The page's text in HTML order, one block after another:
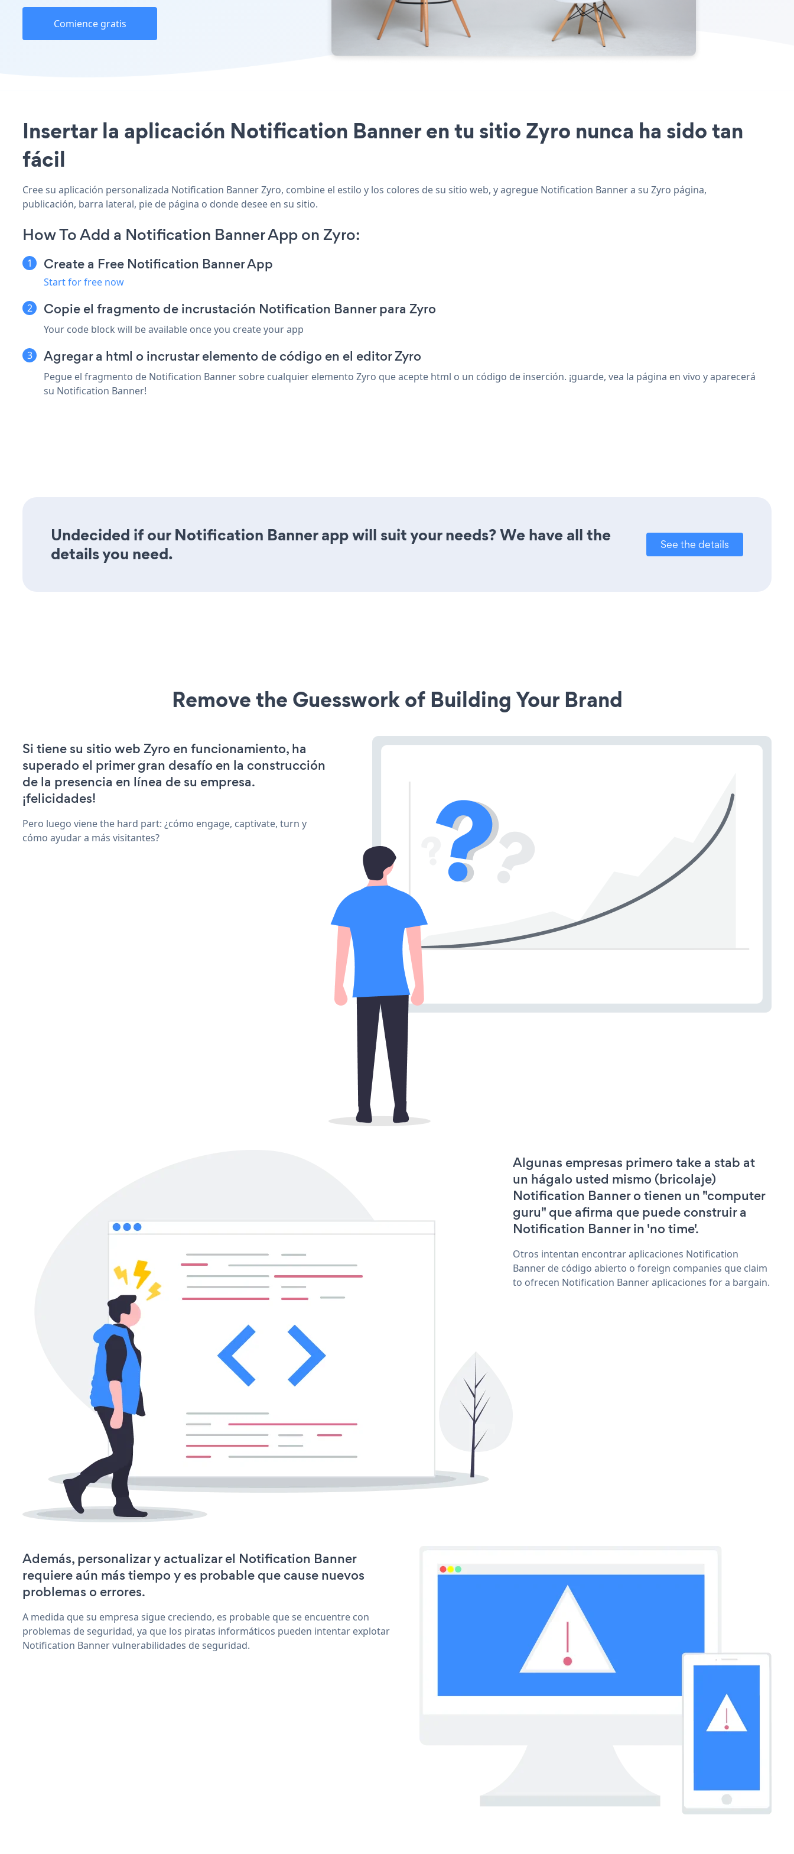
Comience gratis
Insertar la aplicación Notification Banner en tu sitio Zyro nunca ha sido tan
fácil
Cree su aplicación personalizada Notification Banner Zyro, combine el estilo y los colores de su sitio web, y agregue Notification Banner a su Zyro página,
publicación, barra lateral, pie de página o donde desee en su sitio.
How To Add a Notification Banner App on Zyro:
Create a Free Notification Banner App
Start for free now
Copie el fragmento de incrustación Notification Banner para Zyro
Your code block will be available once you create your app
Agregar a html o incrustar elemento de código en el editor Zyro
Pegue el fragmento de Notification Banner sobre cualquier elemento Zyro que acepte html o un código de inserción. ¡guarde, vea la página en vivo y aparecerá
su Notification Banner!
Undecided if our Notification Banner app will suit your needs? We have all the
details you need.
See the details
Remove the Guesswork of Building Your Brand
Si tiene su sitio web Zyro en funcionamiento, ha
superado el primer gran desafío en la construcción
de la presencia en línea de su empresa.
¡felicidades!
Pero luego viene the hard part: ¿cómo engage, captivate, turn y
cómo ayudar a más visitantes?
Algunas empresas primero take a stab at
un hágalo usted mismo (bricolaje)
Notification Banner o tienen un "computer
guru" que afirma que puede construir a
Notification Banner in 'no time'.
Otros intentan encontrar aplicaciones Notification
Banner de código abierto o foreign companies que claim
to ofrecen Notification Banner aplicaciones for a bargain.
Además, personalizar y actualizar el Notification Banner
requiere aún más tiempo y es probable que cause nuevos
problemas o errores.
A medida que su empresa sigue creciendo, es probable que se encuentre con
problemas de seguridad, ya que los piratas informáticos pueden intentar explotar
Notification Banner vulnerabilidades de seguridad.